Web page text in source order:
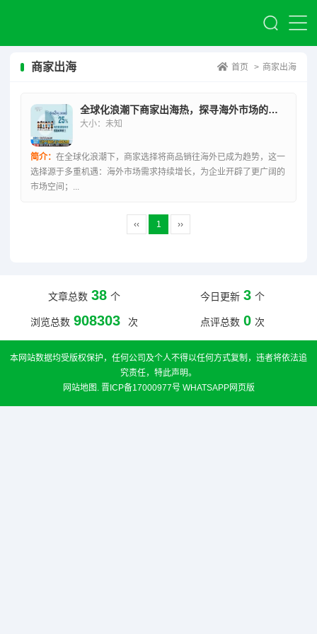
商家出海 首页 > 商家出海
全球化浪潮下商家出海热，探寻海外市场的商业新机遇
大小：未知
简介： 在全球化浪潮下，商家选择将商品销往海外已成为趋势，这一
选择源于多重机遇：海外市场需求持续增长，为企业开辟了更广阔的
市场空间；...
‹‹ 1 ››
文章总数 38 个 今日更新 3 个
浏览总数 908303 次 点评总数 0 次
本网站数据均受版权保护，任何公司及个人不得以任何方式复制，违者将依法追
究责任，特此声明。
网站地图 晋ICP备17000977号 WHATSAPP网页版